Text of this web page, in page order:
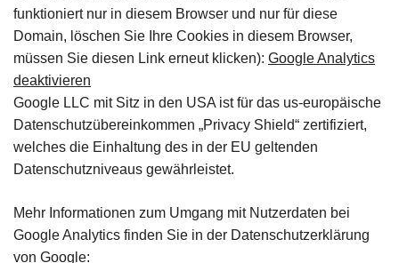
funktioniert nur in diesem Browser und nur für diese
Domain, löschen Sie Ihre Cookies in diesem Browser,
müssen Sie diesen Link erneut klicken): Google Analytics
deaktivieren
Google LLC mit Sitz in den USA ist für das us-europäische
Datenschutzübereinkommen „Privacy Shield“ zertifiziert,
welches die Einhaltung des in der EU geltenden
Datenschutzniveaus gewährleistet.
Mehr Informationen zum Umgang mit Nutzerdaten bei
Google Analytics finden Sie in der Datenschutzerklärung
von Google: